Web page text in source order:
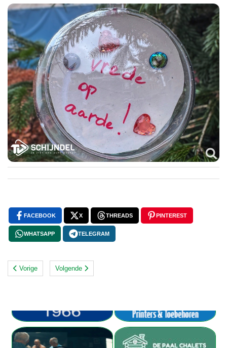
FACEBOOK X THREADS PINTEREST
WHATSAPP TELEGRAM
Vorige Volgende